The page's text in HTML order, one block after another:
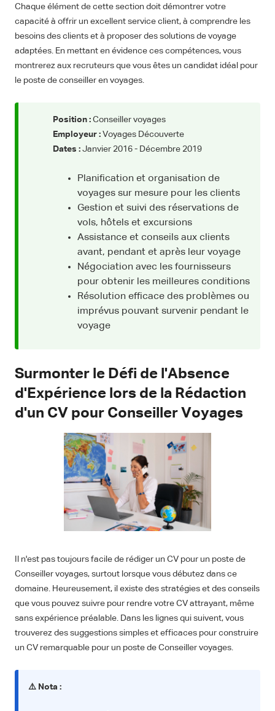
Chaque élément de cette section doit démontrer votre
capacité à offrir un excellent service client, à comprendre les
besoins des clients et à proposer des solutions de voyage
adaptées. En mettant en évidence ces compétences, vous
montrerez aux recruteurs que vous êtes un candidat idéal pour
le poste de conseiller en voyages.
Position : Conseiller voyages
Employeur : Voyages Découverte
Dates : Janvier 2016 - Décembre 2019
Planification et organisation de
voyages sur mesure pour les clients
Gestion et suivi des réservations de
vols, hôtels et excursions
Assistance et conseils aux clients
avant, pendant et après leur voyage
Négociation avec les fournisseurs
pour obtenir les meilleures conditions
Résolution efficace des problèmes ou
imprévus pouvant survenir pendant le
voyage
Surmonter le Défi de l'Absence
d'Expérience lors de la Rédaction
d'un CV pour Conseiller Voyages
Il n'est pas toujours facile de rédiger un CV pour un poste de
Conseiller voyages, surtout lorsque vous débutez dans ce
domaine. Heureusement, il existe des stratégies et des conseils
que vous pouvez suivre pour rendre votre CV attrayant, même
sans expérience préalable. Dans les lignes qui suivent, vous
trouverez des suggestions simples et efficaces pour construire
un CV remarquable pour un poste de Conseiller voyages.
⚠️ Nota :